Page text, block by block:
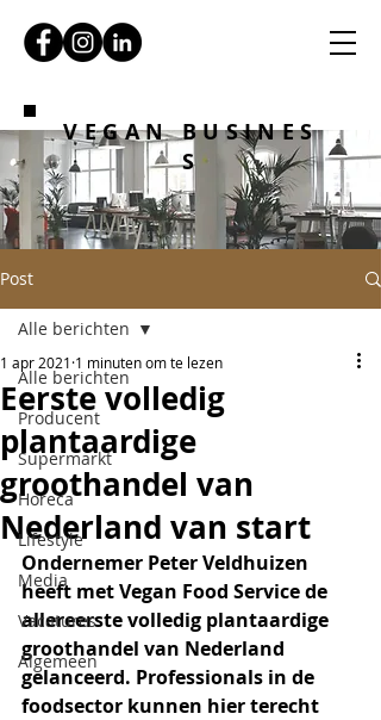
VEGAN BUSINES
S
Post
Alle berichten
Producent
Supermarkt
Horeca
Lifestyle
Media
Vacatures
Algemeen
Alle berichten
Eerste volledig
plantaardige
groothandel van
Nederland van start
1 apr 2021 1 minuten om te lezen
Ondernemer Peter Veldhuizen
heeft met Vegan Food Service de
allereerste volledig plantaardige
groothandel van Nederland
gelanceerd. Professionals in de
foodsector kunnen hier terecht